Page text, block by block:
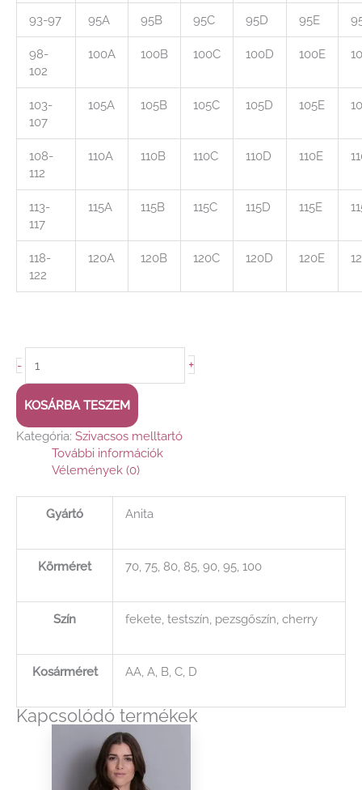
93-97 95A 95B 95C 95D 95E
98-
102
100A 100B 100C 100D 100E
103-
107
105A 105B 105C 105D 105E
108-
112
110A 110B 110C 110D 110E
113-
117
115A 115B 115C 115D 115E
118-
122
120A 120B 120C 120D 120E
- +
KOSÁRBA TESZEM
Kategória: Szivacsos melltartó
További információk
Vélemények (0)
Gyártó Anita
Körméret 70, 75, 80, 85, 90, 95, 100
Szín fekete, testszín, pezsgőszín, cherry
Kosárméret AA, A, B, C, D
Kapcsolódó termékek